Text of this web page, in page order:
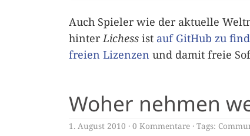
Auch Spieler wie der aktuelle
hinterLichess ist auf GitHub zu
freien Lizenzen und damit freie
Woher nehmen
1. August 2010 0 Kommentare Tags: